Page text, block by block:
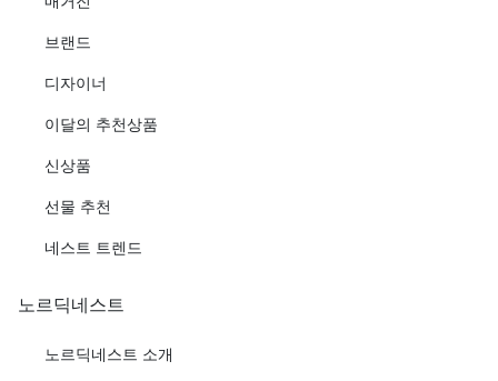
브랜드
디자이너
이달의 추천상품
신상품
선물 추천
네스트 트렌드
노르딕네스트
노르딕네스트 소개